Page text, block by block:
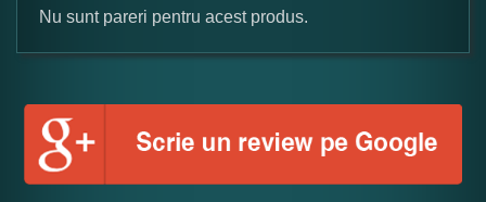
Formular pareri client
Numele dumneavoastra:
Nu sunt pareri pentru acest produs.